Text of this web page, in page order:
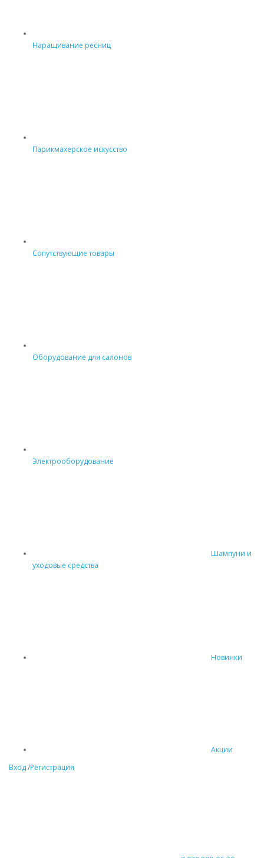
Наращивание ресниц
Парикмахерское искусство
Сопутствующие товары
Оборудование для салонов
Электрооборудование
Шампуни и
уходовые средства
Новинки
Акции
Вход/Регистрация